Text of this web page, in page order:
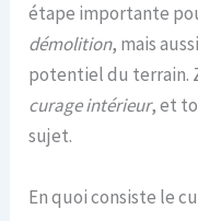
étape importante
démolition, mais
potentiel du terrain.
curage intérieur, et
sujet.
En quoi consiste le